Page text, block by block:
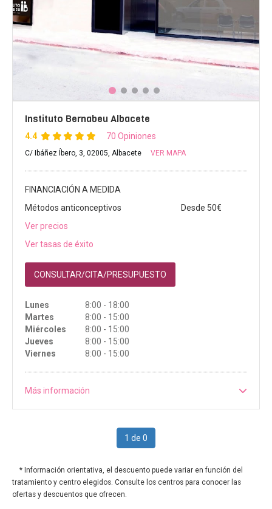
Instituto Bernabeu Albacete
4.4 70 Opiniones
C/ Ibáñez Íbero, 3, 02005, Albacete VER MAPA
FINANCIACIÓN A MEDIDA
Métodos anticonceptivos
Desde 50€
Ver precios
Ver tasas de éxito
CONSULTAR/CITA/PRESUPUESTO
Lunes
8:00 - 18:00
Martes
8:00 - 15:00
Miércoles
8:00 - 15:00
Jueves
8:00 - 15:00
Viernes
8:00 - 15:00
Más información
1 de 0
* Información orientativa, el descuento puede variar en función del
tratamiento y centro elegidos. Consulte los centros para conocer las
ofertas y descuentos que ofrecen.